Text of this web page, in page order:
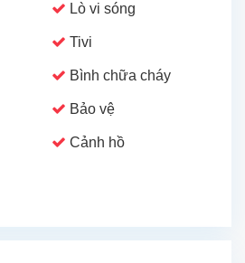
Lò vi sóng
Tivi
Bình chữa cháy
Bảo vệ
Cảnh hồ